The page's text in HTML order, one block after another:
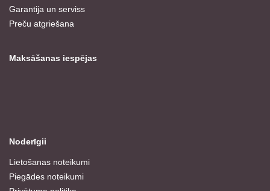
Garantija un serviss
Preču atgriešana
Maksāšanas iespējas
Noderīgii
Lietošanas noteikumi
Piegādes noteikumi